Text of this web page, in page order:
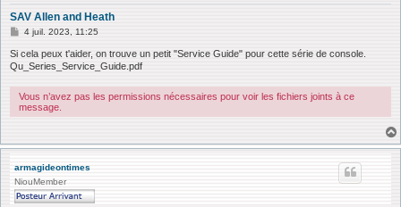
SAV Allen and Heath
M
s
s
a
e
4 juil. 2023, 11:25
Si cela peux t'aider, on trouve un petit "Service Guide" pour cette série de console.
Qu_Series_Service_Guide.pdf
Vous n’avez pas les permissions nécessaires pour voir les fichiers joints à ce
message.
armagideontimes
NiouMember